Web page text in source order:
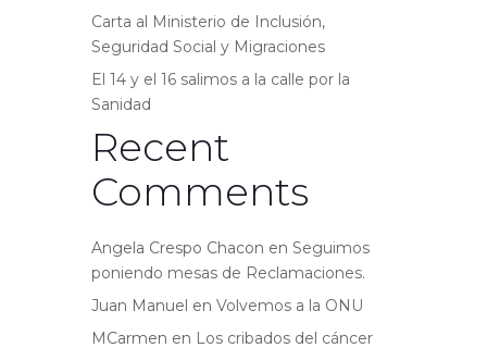
Carta al Ministerio de Inclusión,
Seguridad Social y Migraciones
El 14 y el 16 salimos a la calle por la
Sanidad
Recent
Comments
Angela Crespo Chacon en Seguimos
poniendo mesas de Reclamaciones.
Juan Manuel en Volvemos a la ONU
MCarmen en Los cribados del cáncer